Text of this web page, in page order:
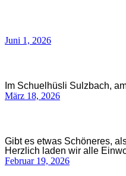
Juni 1, 2026
Im Schuelhüsli Sulzbach,
März 18, 2026
Gibt es etwas Schöneres,
Herzlich laden wir alle
Februar 19, 2026